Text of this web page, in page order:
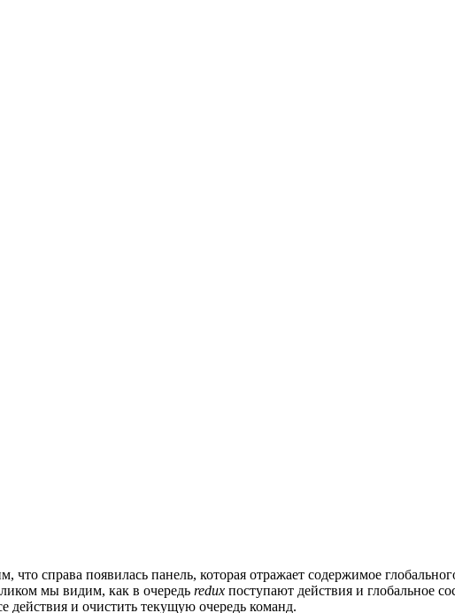
что справа появилась панель, которая отражает содержимое
мы видим, как в очередь redux поступают действия и глобальное
действия и очистить текущую очередь команд.